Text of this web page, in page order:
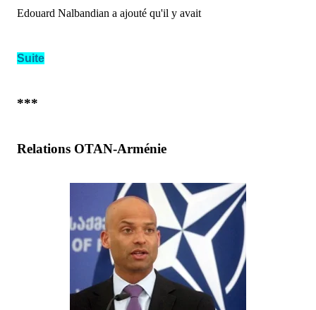
Edouard Nalbandian a ajouté qu'il y avait
Suite
***
Relations OTAN-Arménie